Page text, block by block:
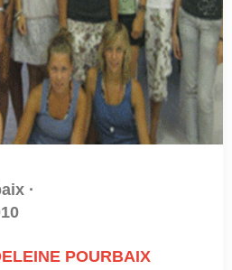
·
POURBAIX